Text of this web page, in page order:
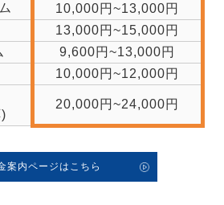
10,000円~13,000円
13,000円~15,000円
9,600円~13,000円
10,000円~12,000円
20,000円~24,000円
案内ページはこちら